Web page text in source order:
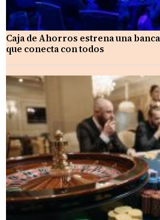
Caja de Ahorros estrena una
que conecta con todos